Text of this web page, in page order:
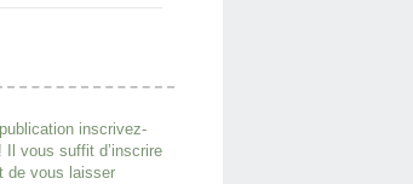
inscrivez-
vous suffit d’inscrire
de vous laisser